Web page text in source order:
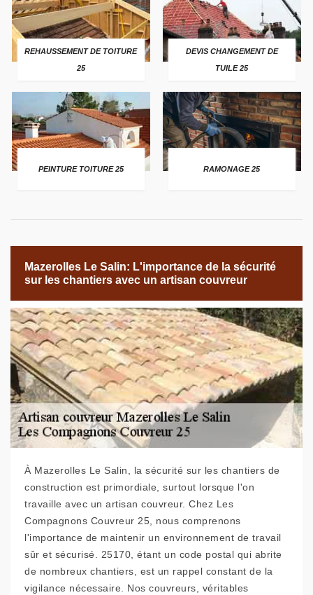
REHAUSSEMENT DE TOITURE
25
DEVIS CHANGEMENT DE
TUILE 25
PEINTURE TOITURE 25 RAMONAGE 25
Mazerolles Le Salin: L'importance de la sécurité
sur les chantiers avec un artisan couvreur
À Mazerolles Le Salin, la sécurité sur les chantiers de
construction est primordiale, surtout lorsque l'on
travaille avec un artisan couvreur. Chez Les
Compagnons Couvreur 25, nous comprenons
l'importance de maintenir un environnement de travail
sûr et sécurisé. 25170, étant un code postal qui abrite
de nombreux chantiers, est un rappel constant de la
vigilance nécessaire. Nos couvreurs, véritables